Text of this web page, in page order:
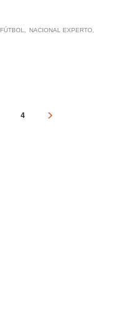
FÚTBOL NACIONAL EXPERTO
4